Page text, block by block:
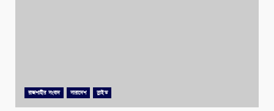
রাজশাহীর সংবাদ সারাদেশ স্লাইড